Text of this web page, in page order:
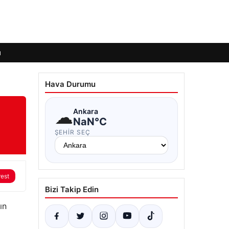
Hava Durumu
☁Ankara
NaN°C
ŞEHIR SEÇ
Bizi Takip Edin